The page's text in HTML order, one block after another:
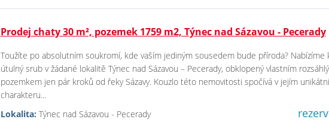
Prodej chaty 30 m², pozemek 1759 m2, Týnec nad Sázavou - Pecerady
Toužíte po absolutním soukromí, kde vaším jediným sousedem bude příroda? Nabízíme
útulný srub v žádané lokalitě Týnec nad Sázavou – Pecerady, obklopený vlastním
pozemkem jen pár kroků od řeky Sázavy. Kouzlo této nemovitosti spočívá v jejím
charakteru...
Lokalita: Týnec nad Sázavou - Pecerady